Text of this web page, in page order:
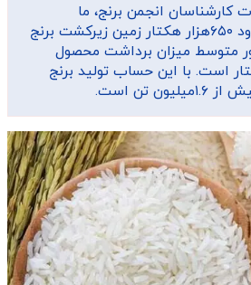
کارشناسان انجمن برنج، ما
درمجموع حدود ۶۵۰هزار هکتار زمین زیرکشت برنج
متوسط میزان برداشت محصول
است. با این حساب تولید برنج
تن است.